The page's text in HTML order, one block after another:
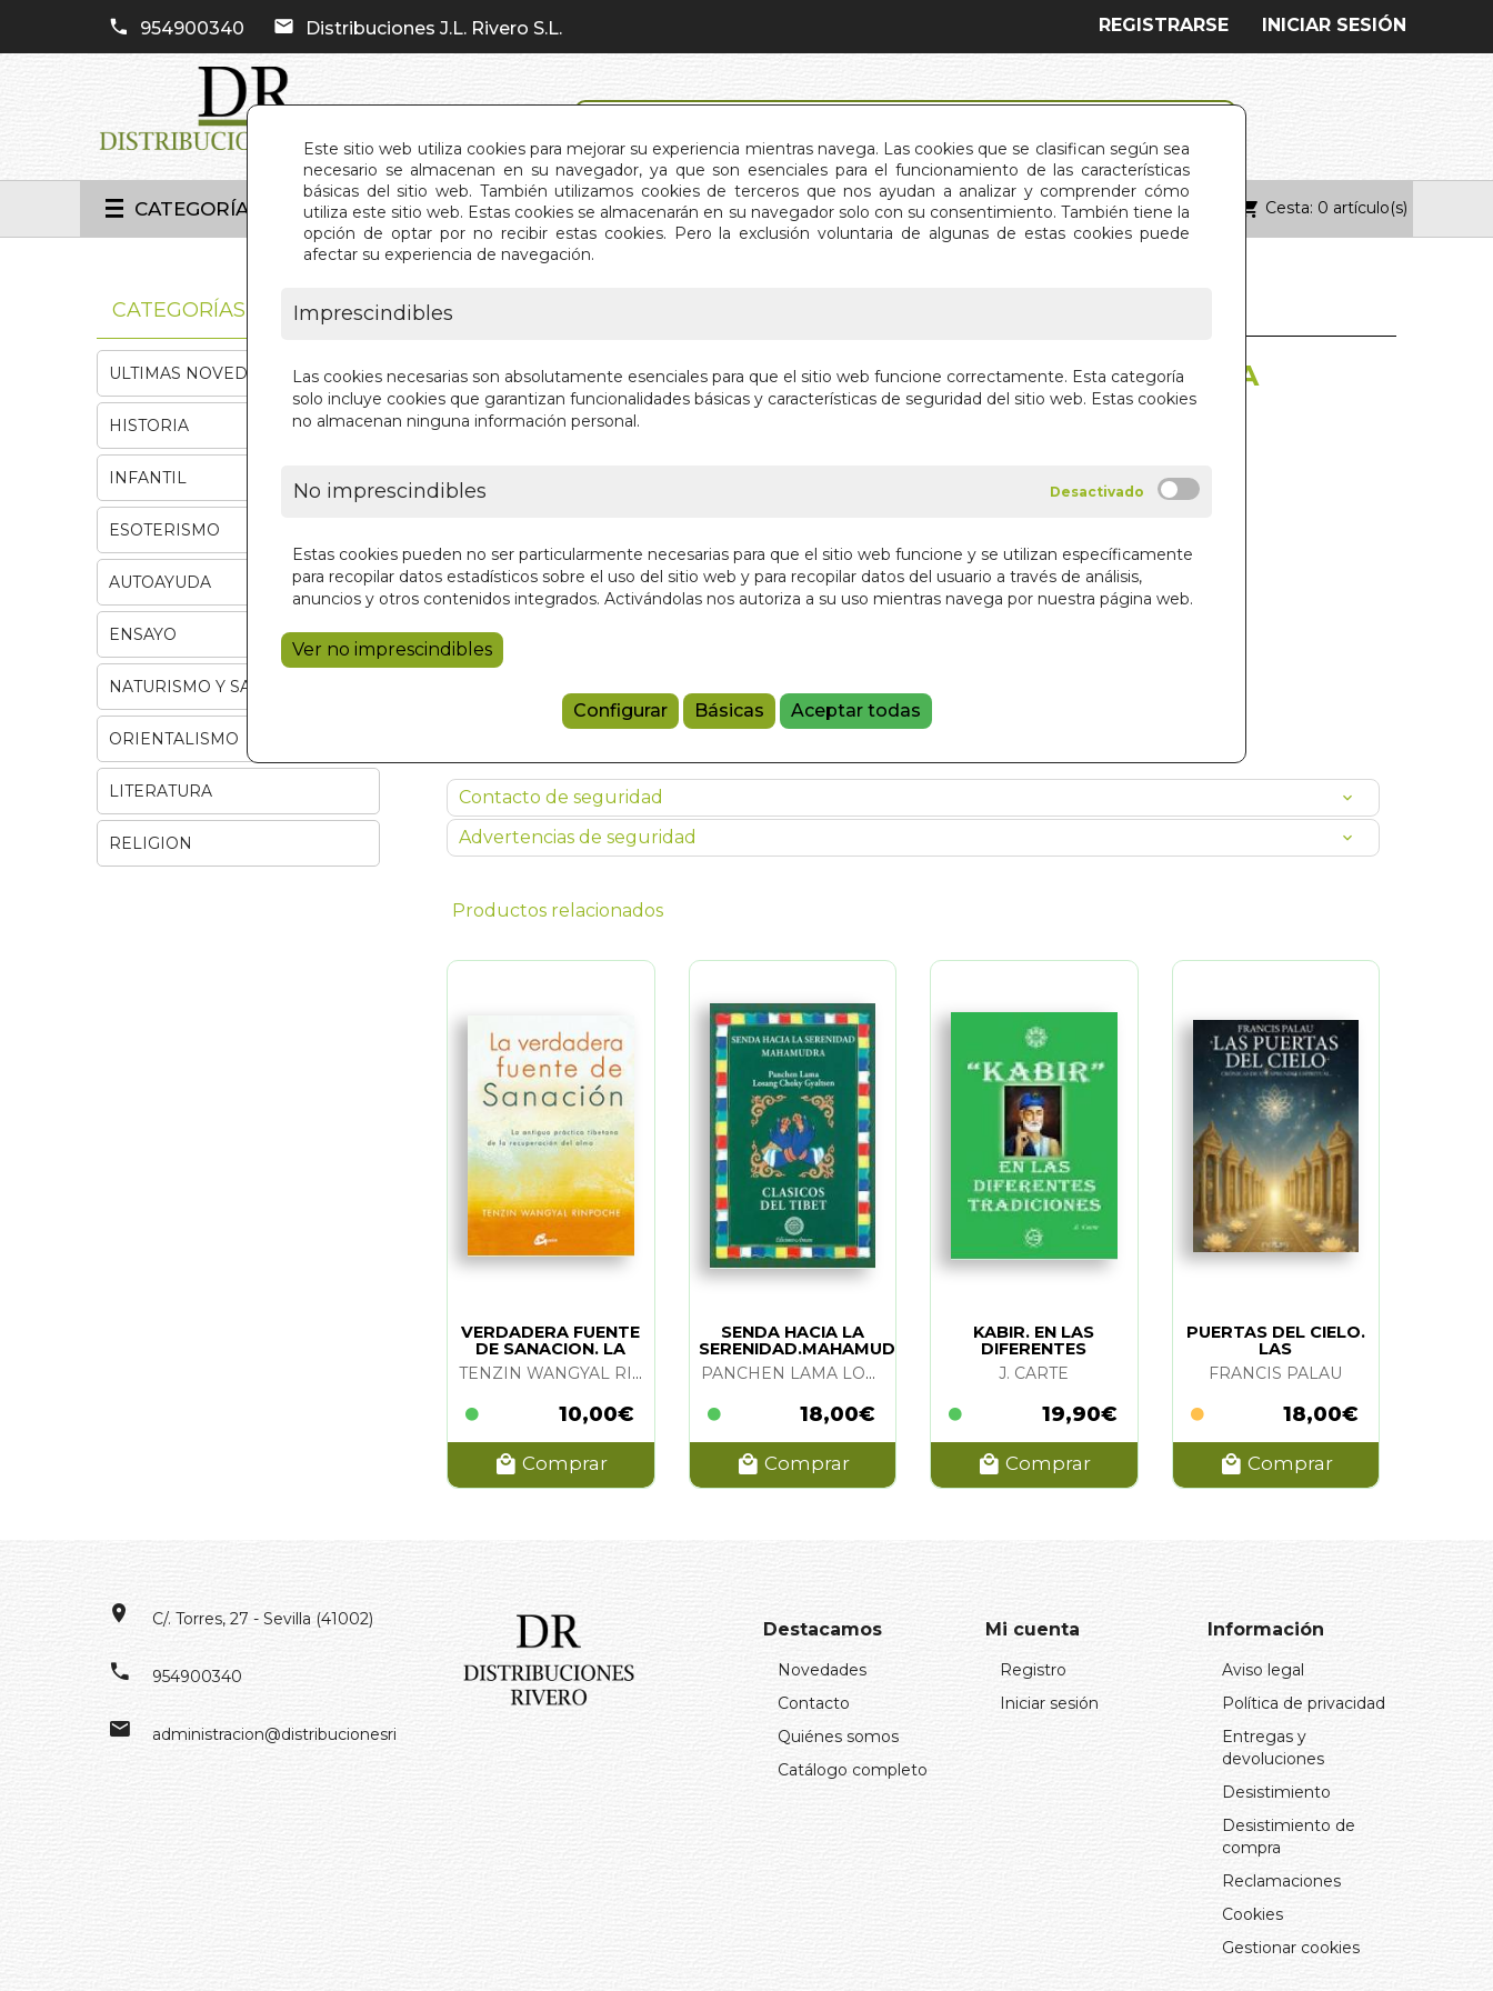
Este sitio web utiliza cookies para mejorar su experiencia mientras navega. Las cookies que se clasifican según sea
necesario se almacenan en su navegador, ya que son esenciales para el funcionamiento de las características
básicas del sitio web. También utilizamos cookies de terceros que nos ayudan a analizar y comprender cómo
utiliza este sitio web. Estas cookies se almacenarán en su navegador solo con su consentimiento. También tiene la
opción de optar por no recibir estas cookies. Pero la exclusión voluntaria de algunas de estas cookies puede
afectar su experiencia de navegación.
Imprescindibles
Las cookies necesarias son absolutamente esenciales para que el sitio web funcione correctamente. Esta categoría
solo incluye cookies que garantizan funcionalidades básicas y características de seguridad del sitio web. Estas cookies
no almacenan ninguna información personal.
No imprescindibles
Estas cookies pueden no ser particularmente necesarias para que el sitio web funcione y se utilizan específicamente
para recopilar datos estadísticos sobre el uso del sitio web y para recopilar datos del usuario a través de análisis,
anuncios y otros contenidos integrados. Activándolas nos autoriza a su uso mientras navega por nuestra página web.
Ver no imprescindibles
Configurar Básicas Aceptar todas
954900340 Distribuciones J.L. Rivero S.L. INICIAR SESIÓN
REGISTRARSE
CATEGORÍAS INICIO QUIÉNES SOMOS CONTACTO Cesta: 0 artículo(s)
Haz clic en la imagen para ampliarla
UNA CANCION PARA INDIA
JUANJO SEGARRA
Añadir a la cesta
Contacto de seguridad
Advertencias de seguridad
Productos relacionados
VERDADERA FUENTE
DE SANACION. LA
TENZIN WANGYAL RINPOCHE
10,00€
Comprar
SENDA HACIA LA
SERENIDAD.MAHAMUDRA
PANCHEN LAMA LOSANG CHOKY GYALTSEN
18,00€
Comprar
KABIR. EN LAS
DIFERENTES
TRADICIONES
J. CARTE
19,90€
Comprar
PUERTAS DEL CIELO.
LAS
FRANCIS PALAU
18,00€
Comprar
CATEGORÍAS
ULTIMAS NOVEDADES
HISTORIA
INFANTIL
ESOTERISMO
AUTOAYUDA
ENSAYO
NATURISMO Y SALUD
ORIENTALISMO
LITERATURA
RELIGION
C/. Torres, 27 - Sevilla (41002)
954900340
administracion@distribucionesrivero.es
Destacamos
Novedades
Contacto
Quiénes somos
Catálogo completo
Mi cuenta
Registro
Iniciar sesión
Información
Aviso legal
Política de privacidad
Entregas y
devoluciones
Desistimiento
Desistimiento de
compra
Reclamaciones
Cookies
Gestionar cookies